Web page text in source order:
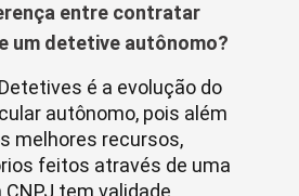
entre contratar
um detetive autônomo?
é a evolução do
autônomo, pois além
melhores recursos,
feitos através de uma
tem validade